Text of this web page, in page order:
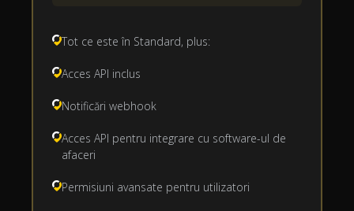
Tot ce este în Standard, plus:
Acces API inclus
Notificări webhook
Acces API pentru integrare cu software-ul de
afaceri
Permisiuni avansate pentru utilizatori